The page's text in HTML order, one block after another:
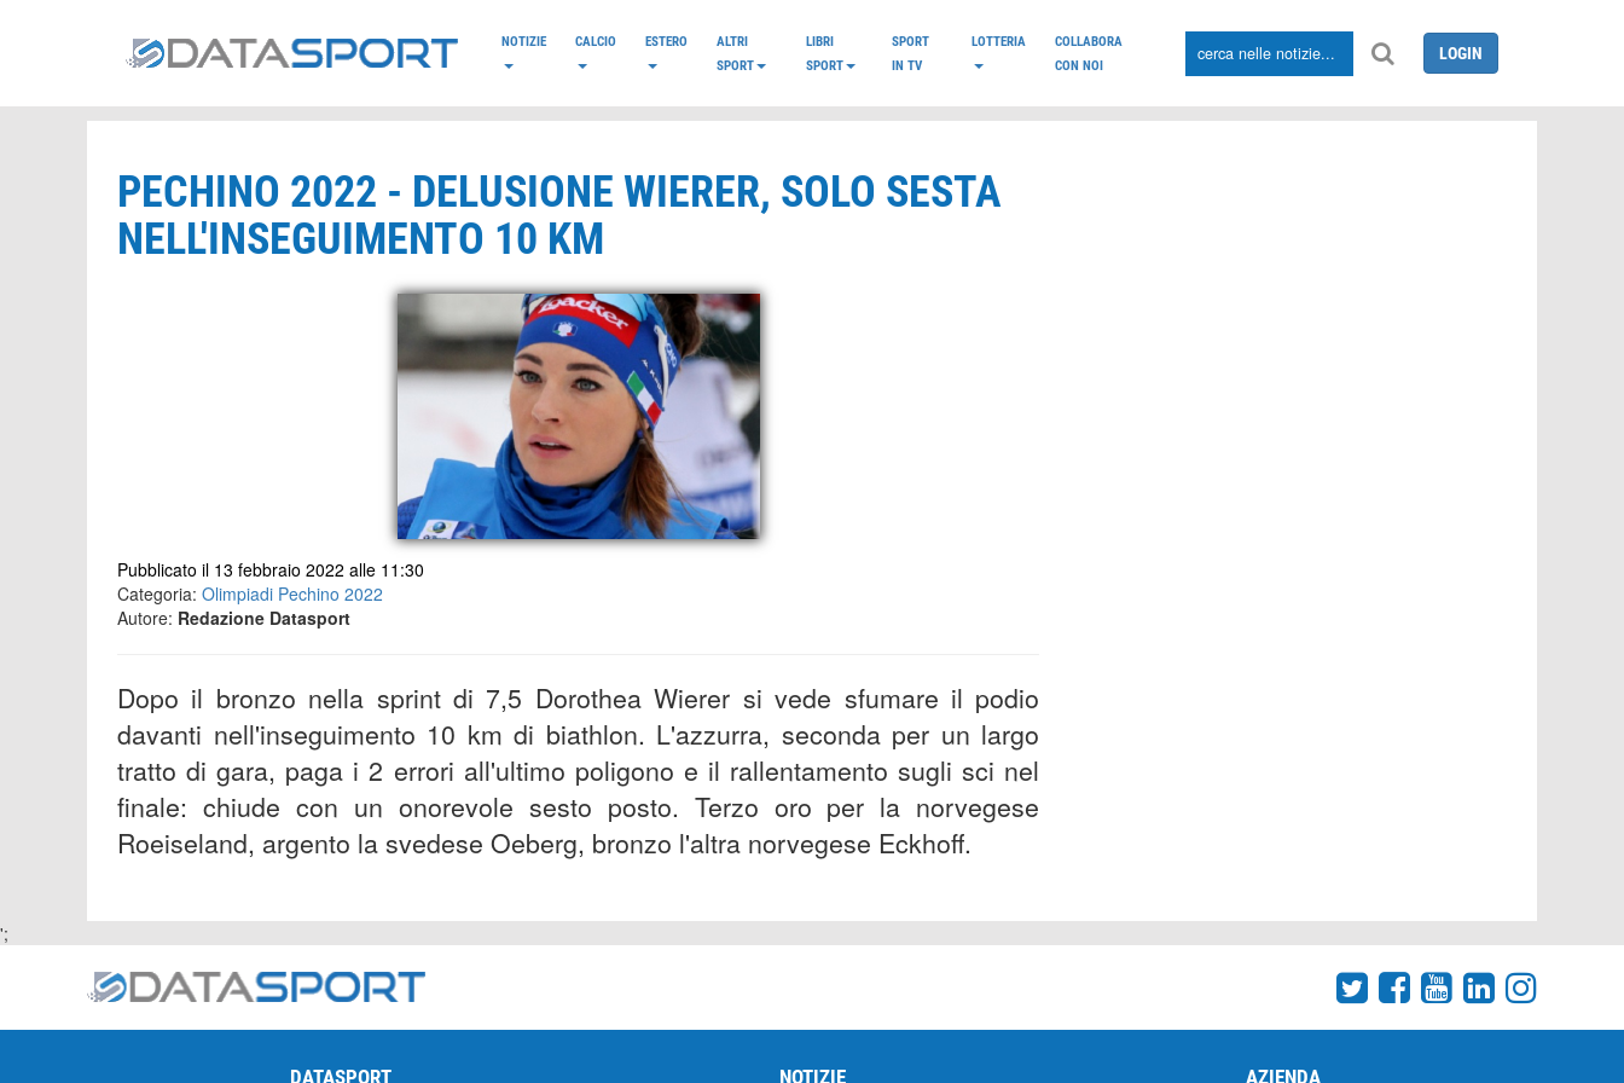
NOTIZIE CALCIO ESTERO
ALTRI
SPORT
LIBRI
SPORT
SPORT
IN TV
LOTTERIA
COLLABORA
CON NOI
LOGIN
PECHINO 2022 - DELUSIONE WIERER, SOLO SESTA
NELL'INSEGUIMENTO 10 KM
Pubblicato il 13 febbraio 2022 alle 11:30
Categoria: Olimpiadi Pechino 2022
Autore: Redazione Datasport
Dopo il bronzo nella sprint di 7,5 Dorothea Wierer si vede sfumare il podio
davanti nell'inseguimento 10 km di biathlon. L'azzurra, seconda per un largo
tratto di gara, paga i 2 errori all'ultimo poligono e il rallentamento sugli sci nel
finale: chiude con un onorevole sesto posto. Terzo oro per la norvegese
Roeiseland, argento la svedese Oeberg, bronzo l'altra norvegese Eckhoff.
';
DATASPORT NOTIZIE AZIENDA